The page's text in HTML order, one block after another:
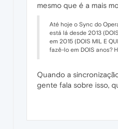
mesmo que é a mais
Até hoje o Sync do
está lá desde 2013
em 2015 (DOIS MIL E
fazê-lo em DOIS anos?
Quando a
gente fala sobre isso,